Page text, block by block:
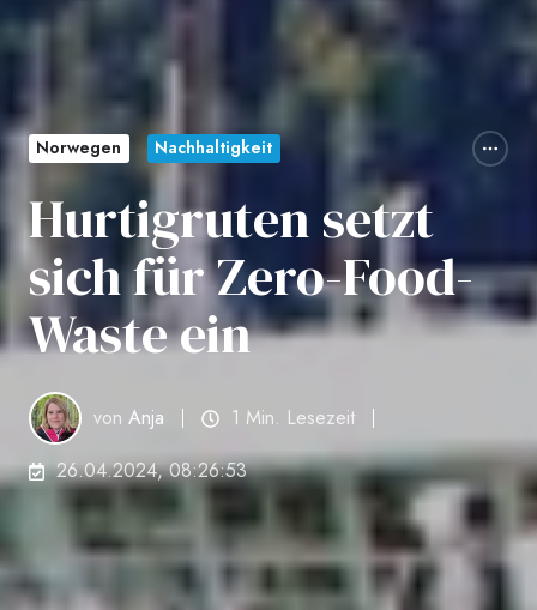
Norwegen Nachhaltigkeit
Hurtigruten setzt
sich für Zero-Food-
Waste ein
vonAnja
1 Min. Lesezeit
26.04.2024, 08:26:53